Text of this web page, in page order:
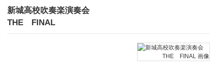
新城高校吹奏楽演奏会
THE FINAL